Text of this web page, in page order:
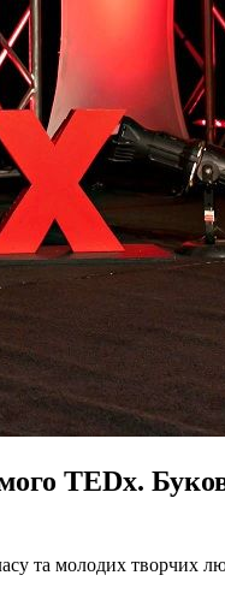
TEDx.
та молодих творчих